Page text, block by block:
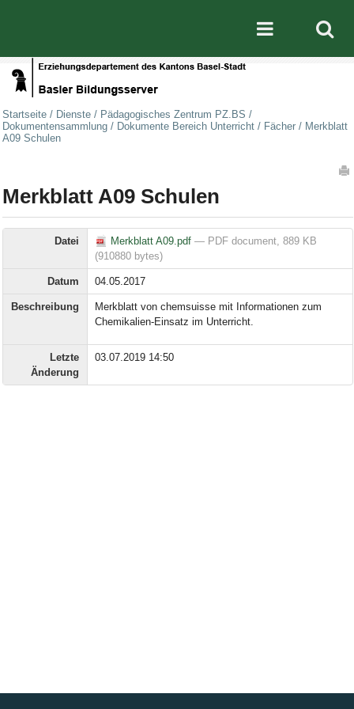
Mobile
Startseite / Dienste / Pädagogisches Zentrum PZ.BS /
Dokumentensammlung / Dokumente Bereich Unterricht / Fächer / Merkblatt
A09 Schulen
Merkblatt A09 Schulen
Datei Merkblatt A09.pdf— PDF document, 889 KB
(910880 bytes)
Datum 04.05.2017
Beschreibung
Merkblatt von chemsuisse mit Informationen zum
Chemikalien-Einsatz im Unterricht.
Letzte
Änderung
03.07.2019 14:50